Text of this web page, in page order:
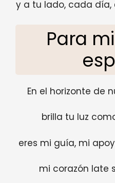
y a tu lado, cada
Para
En el horizonte de
brilla tu luz
eres mi guía, mi
mi corazón late